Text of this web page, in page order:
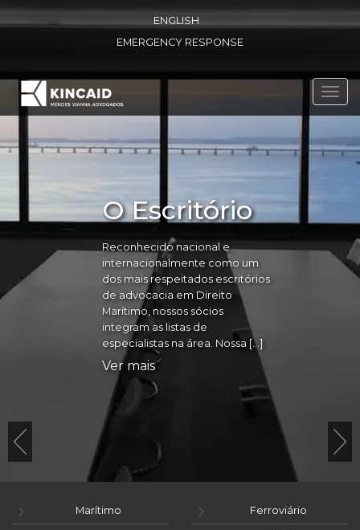
ENGLISH
EMERGENCY RESPONSE
O Escritório
Reconhecido nacional e
internacionalmente como um
dos mais respeitados escritórios
de advocacia em Direito
Marítimo, nossos sócios
integram as listas de
especialistas na área. Nossa […]
Ver mais
Marítimo Ferroviário